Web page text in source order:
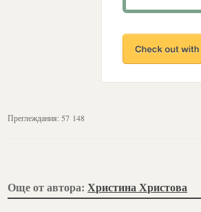
Преглеждания: 57 148
Още от автора:Христина Христова